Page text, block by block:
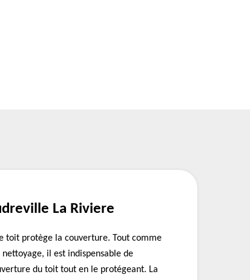
La Riviere
toit protège la couverture. Tout comme
il est indispensable de
du toit tout en le protégeant. La